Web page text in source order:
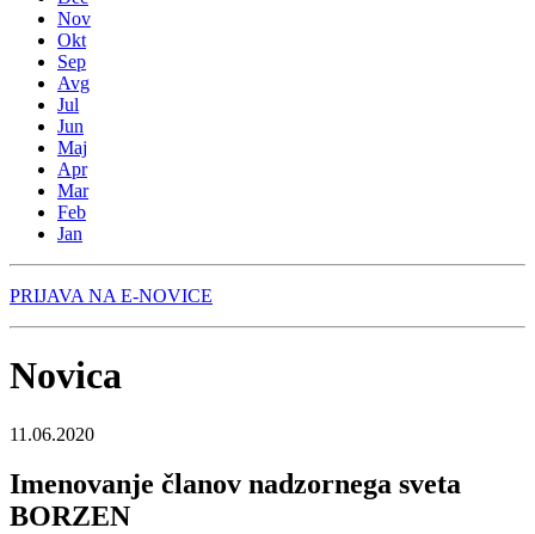
Nov
Okt
Sep
Avg
Jul
Jun
Maj
Apr
Mar
Feb
Jan
PRIJAVA NA E-NOVICE
Novica
11.06.2020
Imenovanje članov nadzornega sveta
BORZEN